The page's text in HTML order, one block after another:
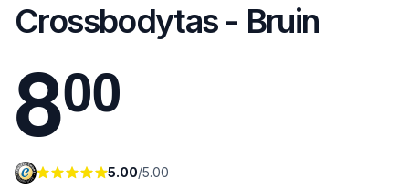
Crossbodytas - Bruin
800
5.00/5.00